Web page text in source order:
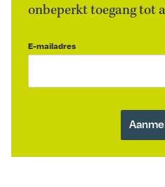
onbeperkt toegang tot
E-mailadres